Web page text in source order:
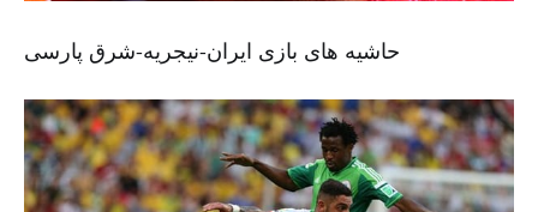
حاشیه های بازی ایران-نیجریه-شرق پارسی